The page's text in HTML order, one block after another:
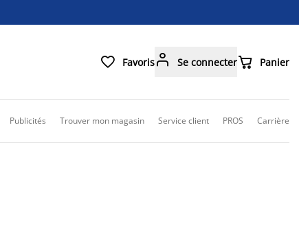
 Favoris Se connecter Panier
Publicités Trouver mon magasin Service client PROS Carrière